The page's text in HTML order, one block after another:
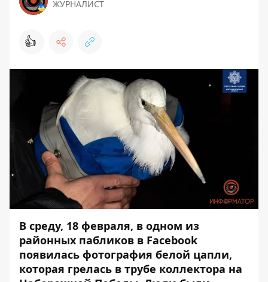
ЖУРНАЛИСТ
👍
В среду, 18 февраля, в одном из
районных пабликов в Facebook
появилась фотография белой цапли,
которая грелась в трубе коллектора на